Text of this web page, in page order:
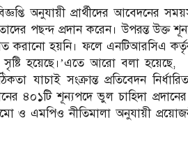
অনুযায়ী প্রার্থীদের আবেদনের
পছন্দ প্রদান করেন। উপরন্ত উক্ত
করানো হয়নি। ফলে এনটিআরসিএ
সৃষ্টি হয়েছে।’এতে আরো বলা
যাচাই সংক্রান্ত প্রতিবেদন
৪০১টি শূন্যপদে ভুল চাহিদা
ও এমপিও নীতিমালা অনুযায়ী